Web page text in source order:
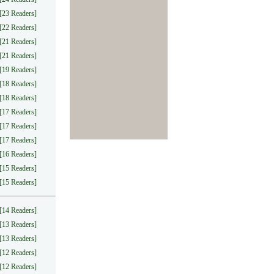
[23 Readers]
[22 Readers]
[21 Readers]
[21 Readers]
[19 Readers]
[18 Readers]
[18 Readers]
[17 Readers]
[17 Readers]
[17 Readers]
[16 Readers]
[15 Readers]
[15 Readers]
[14 Readers]
[13 Readers]
[13 Readers]
[12 Readers]
[12 Readers]